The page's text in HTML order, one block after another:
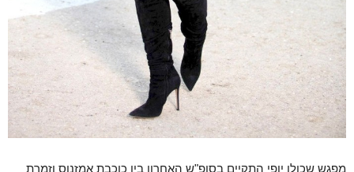
מפגש שכולו יופי התקיים בסופ"ש האחרון בין כוכבת אמזנוס וזמרת